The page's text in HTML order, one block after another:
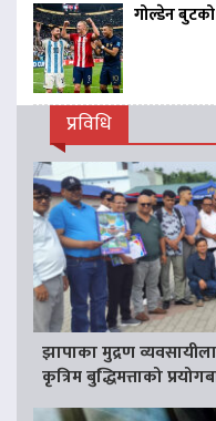
गोल्डेन
प्रविधि
झापाका मुद्रण
कृत्रिम बुद्धिमत्ताको